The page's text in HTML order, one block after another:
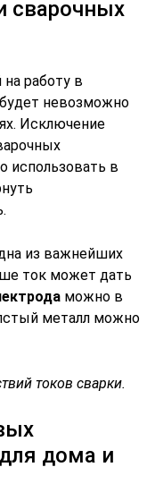
сварочных
работу в
невозможно
Исключение
использовать в
из важнейших
ток может дать
можно в
металл можно
токов сварки.
дома и